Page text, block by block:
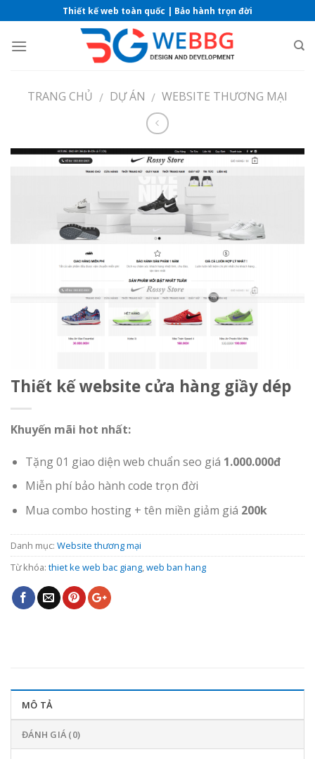
to
content
Thiết kế web toàn quốc | Bảo hành trọn đời
TRANG CHỦ / DỰ ÁN / WEBSITE THƯƠNG MẠI
Thiết kế website cửa hàng giầy dép
Khuyến mãi hot nhất:
Tặng 01 giao diện web chuẩn seo giá 1.000.000đ
Miễn phí bảo hành code trọn đời
Mua combo hosting + tên miền giảm giá 200k
Danh mục: Website thương mại
Từ khóa: thiet ke web bac giang web ban hang
MÔ TẢ
ĐÁNH GIÁ (0)